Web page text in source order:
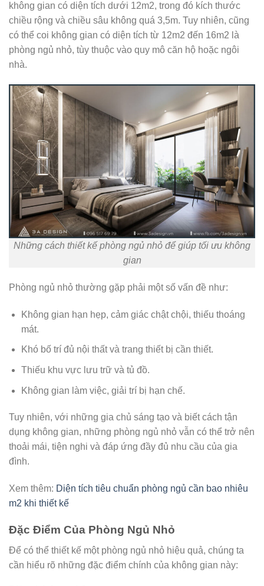
không gian có diện tích dưới 12m2, trong đó kích thước
chiều rộng và chiều sâu không quá 3,5m. Tuy nhiên, cũng
có thể coi không gian có diện tích từ 12m2 đến 16m2 là
phòng ngủ nhỏ, tùy thuộc vào quy mô căn hộ hoặc ngôi
nhà.
Những cách thiết kế phòng ngủ nhỏ để giúp tối ưu không
gian
Phòng ngủ nhỏ thường gặp phải một số vấn đề như:
Không gian hạn hẹp, cảm giác chật chội, thiếu thoáng
mát.
Khó bố trí đủ nội thất và trang thiết bị cần thiết.
Thiếu khu vực lưu trữ và tủ đồ.
Không gian làm việc, giải trí bị hạn chế.
Tuy nhiên, với những gia chủ sáng tạo và biết cách tận
dụng không gian, những phòng ngủ nhỏ vẫn có thể trở nên
thoải mái, tiện nghi và đáp ứng đầy đủ nhu cầu của gia
đình.
Xem thêm: Diện tích tiêu chuẩn phòng ngủ cần bao nhiêu
m2 khi thiết kế
Đặc Điểm Của Phòng Ngủ Nhỏ
Để có thể thiết kế một phòng ngủ nhỏ hiệu quả, chúng ta
cần hiểu rõ những đặc điểm chính của không gian này: